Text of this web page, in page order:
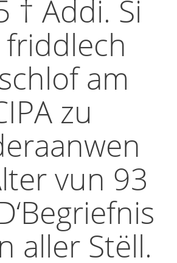
† Äddi. Si
friddlech
am
zu
vun 93
aller Stëll.